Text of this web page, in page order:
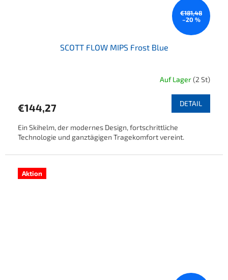
€181,48
–20 %
SCOTT FLOW MIPS Frost Blue
Auf Lager(2 St)
€144,27 DETAIL
Ein Skihelm, der modernes Design, fortschrittliche
Technologie und ganztägigen Tragekomfort vereint.
Aktion